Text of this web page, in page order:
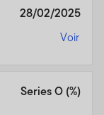
28/02/2025
Voir
Series O (%)